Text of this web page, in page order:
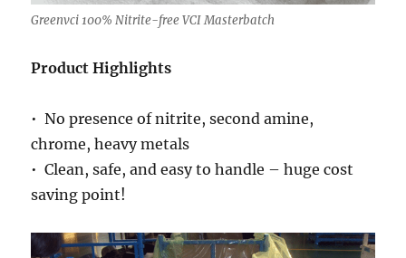
Greenvci 100% Nitrite-free VCI Masterbatch
Product Highlights
• No presence of nitrite, second amine,
chrome, heavy metals
• Clean, safe, and easy to handle – huge cost
saving point!